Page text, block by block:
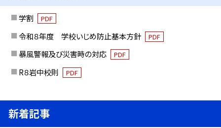
学割 PDF
令和８年度 学校いじめ防止基本方針 PDF
暴風警報及び災害時の対応 PDF
R８岩中校則 PDF
新着記事